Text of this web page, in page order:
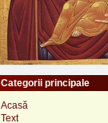
Categorii principale
Acasă
Text